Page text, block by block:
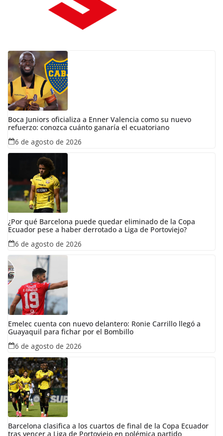
Boca Juniors oficializa a Enner Valencia como su nuevo
refuerzo: conozca cuánto ganaría el ecuatoriano
6 de agosto de 2026
¿Por qué Barcelona puede quedar eliminado de la Copa
Ecuador pese a haber derrotado a Liga de Portoviejo?
6 de agosto de 2026
Emelec cuenta con nuevo delantero: Ronie Carrillo llegó a
Guayaquil para fichar por el Bombillo
6 de agosto de 2026
Barcelona clasifica a los cuartos de final de la Copa Ecuador
tras vencer a Liga de Portoviejo en polémica partido